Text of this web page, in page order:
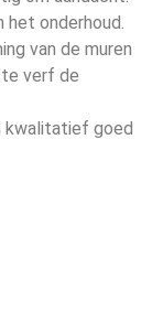
het onderhoud.
van de muren
verf de
kwalitatief goed